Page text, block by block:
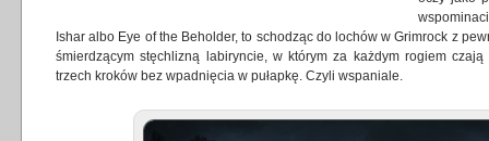
Ishar albo Eye of the Beholder, to schodząc do lochów w Grimrock z
śmierdzącym stęchlizną labiryncie, w którym za każdym rogiem
trzech kroków bez wpadnięcia w pułapkę. Czyli wspaniale.